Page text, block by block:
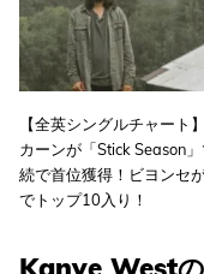
【全英シングルチャート
カーンが「Stick Season
続で首位獲得！ビヨンセ
でトップ10入り！